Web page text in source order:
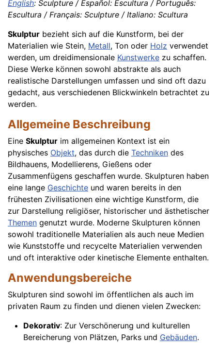
English: Sculpture / Español: Escultura / Português:
Escultura / Français: Sculpture / Italiano: Scultura
Skulptur bezieht sich auf die Kunstform, bei der
Materialien wie Stein, Metall, Ton oder Holz verwendet
werden, um dreidimensionale Kunstwerke zu schaffen.
Diese Werke können sowohl abstrakte als auch
realistische Darstellungen umfassen und sind oft dazu
gedacht, aus verschiedenen Blickwinkeln betrachtet zu
werden.
Allgemeine Beschreibung
Eine Skulptur im allgemeinen Kontext ist ein
physisches Objekt, das durch die Techniken des
Bildhauens, Modellierens, Gießens oder
Zusammenfügens geschaffen wurde. Skulpturen haben
eine lange Geschichte und waren bereits in den
frühesten Zivilisationen eine wichtige Kunstform, die
zur Darstellung religiöser, historischer und ästhetischer
Themen genutzt wurde. Moderne Skulpturen können
sowohl traditionelle Materialien als auch neue Medien
wie Kunststoffe und recycelte Materialien verwenden
und oft interaktive oder kinetische Elemente enthalten.
Anwendungsbereiche
Skulpturen sind sowohl im öffentlichen als auch im
privaten Raum zu finden und dienen vielen Zwecken:
Dekorativ: Zur Verschönerung und kulturellen
Bereicherung von Plätzen, Parks und Gebäuden.